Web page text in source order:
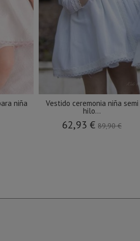
niña Vestido ceremonia niña semi
hilo...
62,93 €89,90 €